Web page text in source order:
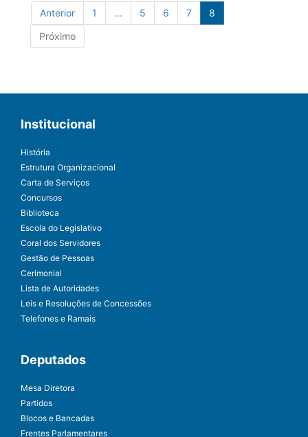
Anterior 1 ... 5 6 7
8
Próximo
Institucional
História
Estrutura Organizacional
Carta de Serviços
Concursos
Biblioteca
Escola do Legislativo
Coral dos Servidores
Gestão de Pessoas
Cerimonial
Lista de Autoridades
Leis e Resoluções de Concessões
Telefones e Ramais
Deputados
Mesa Diretora
Partidos
Blocos e Bancadas
Frentes Parlamentares